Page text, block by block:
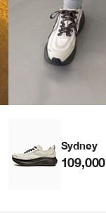
Sydney
109,000